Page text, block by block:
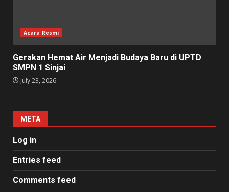
Acara Resmi
Gerakan Hemat Air Menjadi Budaya Baru di UPTD
SMPN 1 Sinjai
July 23, 2026
META
Log in
Entries feed
Comments feed